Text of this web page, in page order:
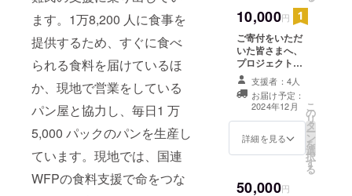
ます。1万8,200 人に食事を
提供するため、すぐに食べ
られる食料を届けているほ
か、現地で営業をしている
パン屋と協力し、毎日1 万
5,000 パックのパンを生産し
ています。現地では、国連
WFPの食料支援で命をつな
円/5,000
円/10,000
円/50,000
円/100,000円の
リターンは同じ
内容です。 ※領
収書が不要の方
は、その旨を備
お願い申し上げ
ます。
10,000円
ご寄付をいただ
いた皆さまへ、
プロジェクトの
進捗状況と成
果、そして、皆
さまの支援がど
う生かされたの
かについて、心
からの感謝を込
円/5,000
支援者：4人
お届け予定：
2024年12月
詳細を見る
こ
の
リ
タ
ー
ン
を
選
択
す
る
50,000円